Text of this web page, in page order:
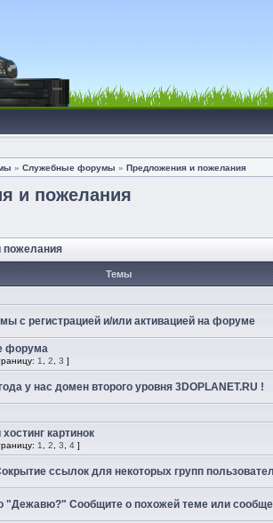
» Служебные форумы » Предложения и пожелания
и пожелания
пожелания
Темы
с регистрацией и/или активацией на форуме
форума
1 2 3 ]
у наc домен второго уровня 3DOPLANET.RU !
картинок
1 2 3 4 ]
ссылок для некоторых групп
"Дежавю?" Сообщите о похожей теме или